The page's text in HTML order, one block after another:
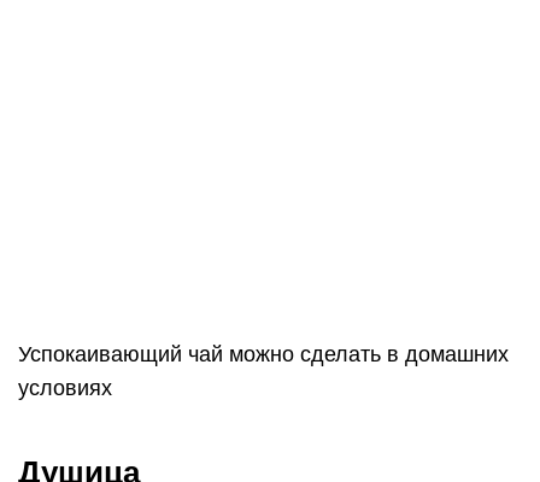
Успокаивающий чай можно сделать в домашних
условиях
Душица